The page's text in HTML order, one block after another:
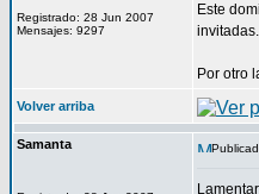
Registrado: 28 Jun 2007
Mensajes: 9297
Este
invitadas.
Por otro
Volver arriba
Samanta